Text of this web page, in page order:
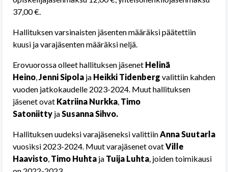
37,00 €.
Hallituksen varsinaisten jäsenten määräksi päätettiin
kuusi ja varajäsenten määräksi neljä.
Erovuorossa olleet hallituksen jäsenet Helinä
Heino,JenniSipola ja Heikki Tidenberg valittiin kahden
vuoden jatkokaudelle 2023-2024. Muut hallituksen
jäsenet ovat Katriina Nurkka, Timo
Satoniitty jaSusanna Sihvo.
Hallituksen uudeksi varajäseneksi valittiinAnna Suutarla
vuosiksi 2023-2024. Muut varajäsenet ovatVille
Haavisto, Timo Huhta ja Tuija Luhta, joiden toimikausi